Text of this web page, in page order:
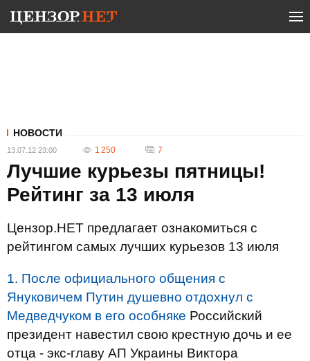
НОВОСТИ
13.07.12 23:00 1 250 7
Лучшие курьезы пятницы!
Рейтинг за 13 июля
Цензор.НЕТ предлагает ознакомиться с
рейтингом самых лучших курьезов 13 июля
1. После официального общения с
Януковичем Путин душевно отдохнул с
Медведчуком в его особняке Российский
президент навестил свою крестную дочь и ее
отца - экс-главу АП Украины Виктора